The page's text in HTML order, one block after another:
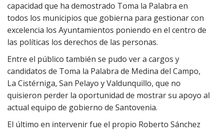
capacidad que ha demostrado Toma la Palabra en
todos los municipios que gobierna para gestionar con
excelencia los Ayuntamientos poniendo en el centro de
las políticas los derechos de las personas.
Entre el público también se pudo ver a cargos y
candidatos de Toma la Palabra de Medina del Campo,
La Cistérniga, San Pelayo y Valdunquillo, que no
quisieron perder la oportunidad de mostrar su apoyo al
actual equipo de gobierno de Santovenia.
El último en intervenir fue el propio Roberto Sánchez